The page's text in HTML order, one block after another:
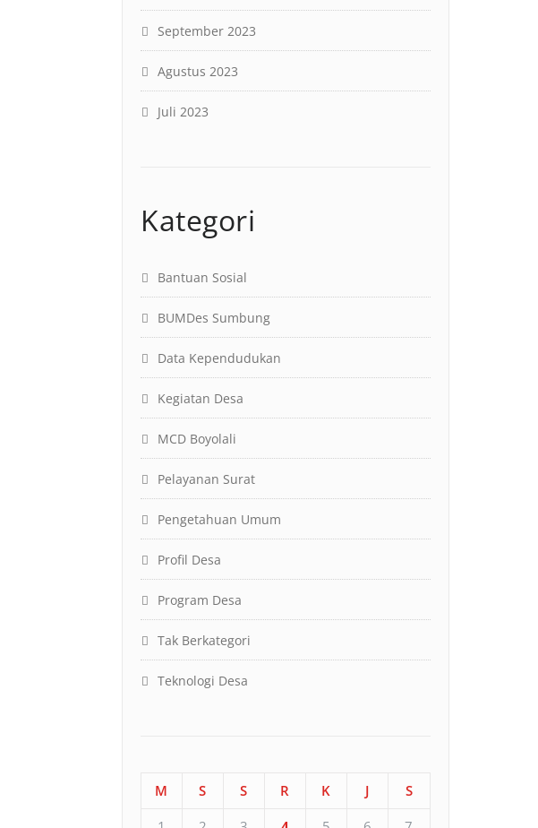
September 2023
Agustus 2023
Juli 2023
Kategori
Bantuan Sosial
BUMDes Sumbung
Data Kependudukan
Kegiatan Desa
MCD Boyolali
Pelayanan Surat
Pengetahuan Umum
Profil Desa
Program Desa
Tak Berkategori
Teknologi Desa
M S S R K J
S